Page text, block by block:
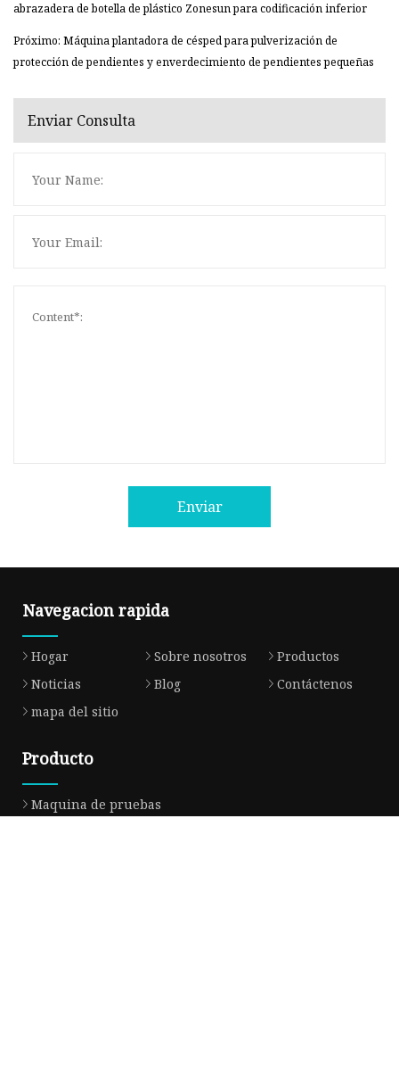
abrazadera de botella de plástico Zonesun para codificación inferior
Próximo: Máquina plantadora de césped para pulverización de
protección de pendientes y enverdecimiento de pendientes pequeñas
Enviar Consulta
Enviar
Navegacion rapida
Hogar Sobre nosotros
Productos
Noticias
Blog
Contáctenos
mapa del sitio
Producto
Maquina de pruebas